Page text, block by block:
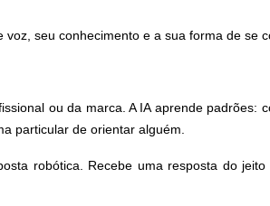
seu conhecimento e a sua forma de se
ou da marca. A IA aprende padrões:
particular de orientar alguém.
robótica. Recebe uma resposta do jeito